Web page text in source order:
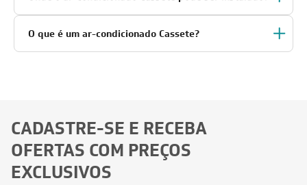
O que é um ar-condicionado Cassete?
CADASTRE-SE E RECEBA
OFERTAS COM PREÇOS
EXCLUSIVOS